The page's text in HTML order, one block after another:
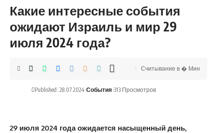
Какие интересные события
ожидают Израиль и мир 29
июля 2024 года?
Published: 28.07.2024 События 313 Просмотров
Считывание в � Мин
29 июля 2024 года ожидается насыщенный день,